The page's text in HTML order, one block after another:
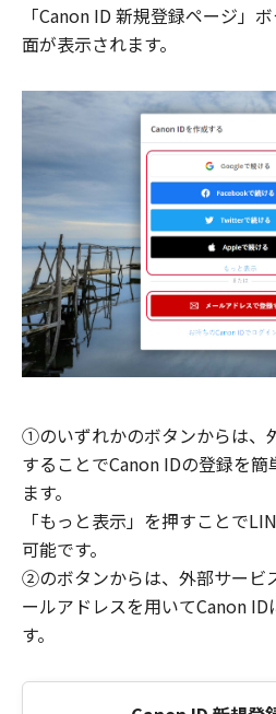
「Canon ID 新規登録ページ」
面が表示されます。
①のいずれかのボタンからは、
することでCanon IDの登録を
ます。
「もっと表示」を押すことで
可能です。
②のボタンからは、外部サービ
ールアドレスを用いてCanon
す。